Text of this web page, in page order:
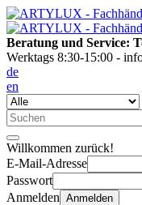
Beratung und Service:
Werktags 8:30-15:00 -
de
en
Willkommen zurück!
E-Mail-Adresse
Passwort
Anmelden Anmelden